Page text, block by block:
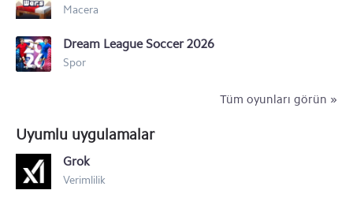
Motorola RAZR M
Motorola Motoluxe XT615
Motorola Defy Mini XT320
Motorola XT532
Macera
Dream League Soccer 2026
Spor
Tüm oyunları görün »
Uyumlu uygulamalar
Grok
Verimlilik